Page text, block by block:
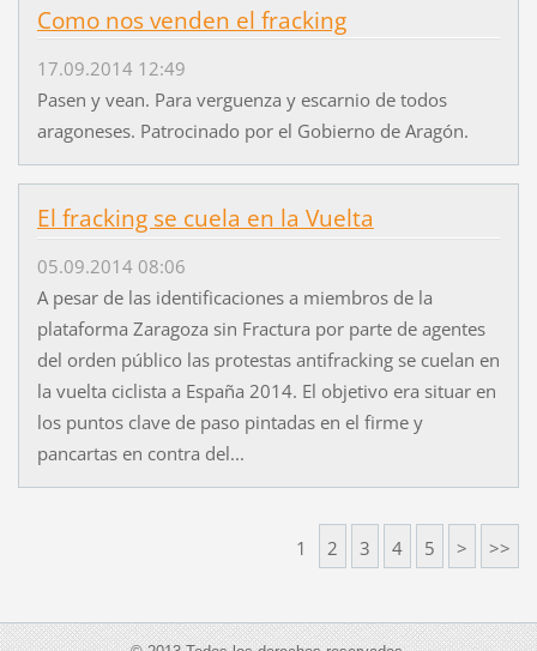
Como nos venden el fracking
17.09.2014 12:49
Pasen y vean. Para verguenza y escarnio de todos
aragoneses. Patrocinado por el Gobierno de Aragón.
El fracking se cuela en la Vuelta
05.09.2014 08:06
A pesar de las identificaciones a miembros de la
plataforma Zaragoza sin Fractura por parte de agentes
del orden público las protestas antifracking se cuelan en
la vuelta ciclista a España 2014. El objetivo era situar en
los puntos clave de paso pintadas en el firme y
pancartas en contra del...
1 2 3 4 5 > >>